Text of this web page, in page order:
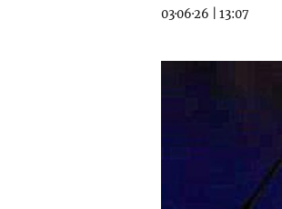
03·06·26 13:07